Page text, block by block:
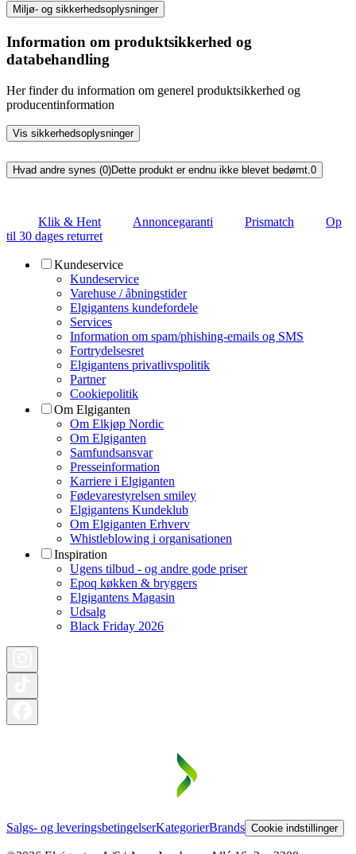
Miljø- og sikkerhedsoplysninger
Information om produktsikkerhed og
databehandling
Her finder du information om generel produktsikkerhed og
producentinformation
Vis sikkerhedsoplysninger
Hvad andre synes (0)Dette produkt er endnu ikke blevet bedømt.0
Klik & Hent Annoncegaranti Prismatch
Op
til 30 dages returret
Kundeservice
Kundeservice
Varehuse / åbningstider
Elgigantens kundefordele
Services
Information om spam/phishing-emails og SMS
Fortrydelsesret
Elgigantens privatlivspolitik
Partner
Cookiepolitik
Om Elgiganten
Om Elkjøp Nordic
Om Elgiganten
Samfundsansvar
Presseinformation
Karriere i Elgiganten
Fødevarestyrelsen smiley
Elgigantens Kundeklub
Om Elgiganten Erhverv
Whistleblowing i organisationen
Inspiration
Ugens tilbud - og andre gode priser
Epoq køkken & bryggers
Elgigantens Magasin
Udsalg
Black Friday 2026
Salgs- og leveringsbetingelserKategorierBrands Cookie indstillinger